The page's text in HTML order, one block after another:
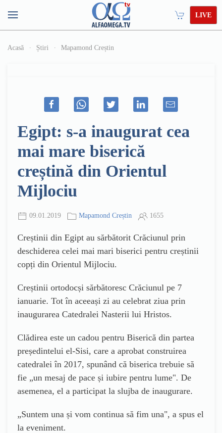
LIVE
Acasă Știri Mapamond Creștin
Egipt: s-a inaugurat cea
mai mare biserică
creștină din Orientul
Mijlociu
09.01.2019 Mapamond Creștin 1655
Creștinii din Egipt au sărbătorit Crăciunul prin
deschiderea celei mai mari biserici pentru creștinii
copți din Orientul Mijlociu.
Creștinii ortodocși sărbătoresc Crăciunul pe 7
ianuarie. Tot în aceeași zi au celebrat ziua prin
inaugurarea Catedralei Nasterii lui Hristos.
Clădirea este un cadou pentru Biserică din partea
președintelui el-Sisi, care a aprobat construirea
catedralei în 2017, spunând că biserica trebuie să
fie „un mesaj de pace și iubire pentru lume". De
asemenea, el a participat la slujba de inaugurare.
„Suntem una și vom continua să fim una", a spus el
la eveniment.